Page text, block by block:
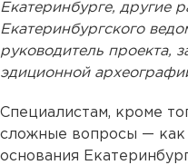
Екатеринбурге, другие
Екатеринбургского
руководитель проекта,
эдиционной
Специалистам, кроме
сложные вопросы —
основания